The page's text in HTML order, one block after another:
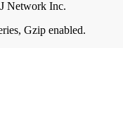
Network Inc.
Gzip enabled.